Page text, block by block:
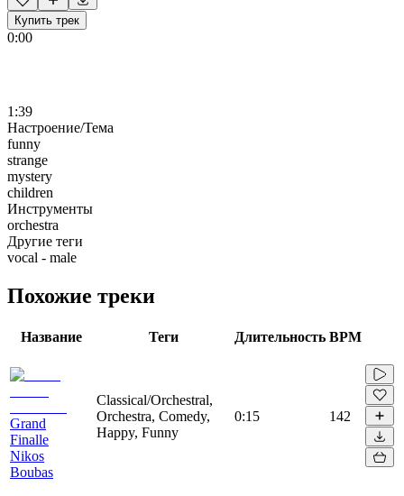
Купить трек
0:00
1:39
Настроение/Тема
funny
strange
mystery
children
Инструменты
orchestra
Другие теги
vocal - male
Похожие треки
Название Теги Длительность BPM
Grand
Finalle
Nikos
Boubas
Classical/Orchestral,
Orchestra, Comedy,
Happy, Funny
0:15 142